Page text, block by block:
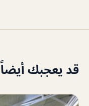
قد يعجبك أيضاً